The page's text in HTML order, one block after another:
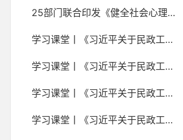
25部门联合印发《健全社会心理服务体系和危机干预机制实施方案》
学习课堂丨《习近平关于民政工作论述摘编》(13)
学习课堂丨《习近平关于民政工作论述摘编》(12)
学习课堂丨《习近平关于民政工作论述摘编》(11)
学习课堂丨《习近平关于民政工作论述摘编》(10)